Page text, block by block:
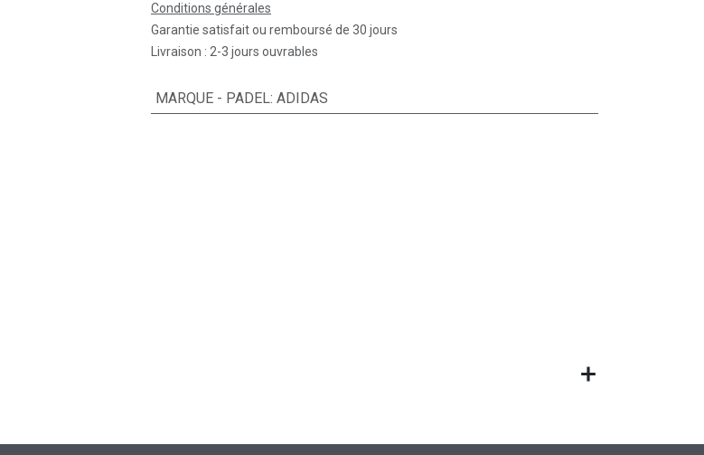
Conditions générales
Garantie satisfait ou remboursé de 30 jours
Livraison : 2-3 jours ouvrables
MARQUE - PADEL: ADIDAS